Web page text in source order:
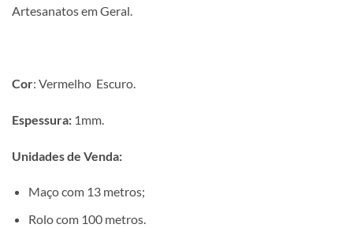
Artesanatos em Geral.
Cor: Vermelho Escuro.
Espessura: 1mm.
Unidades de Venda:
Maço com 13 metros;
Rolo com 100 metros.